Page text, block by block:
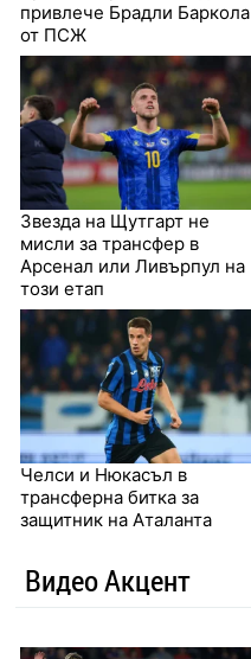
привлече Брадли Баркола
от ПСЖ
Звезда на Щутгарт не
мисли за трансфер в
Арсенал или Ливърпул на
този етап
Челси и Нюкасъл в
трансферна битка за
защитник на Аталанта
Видео Акцент